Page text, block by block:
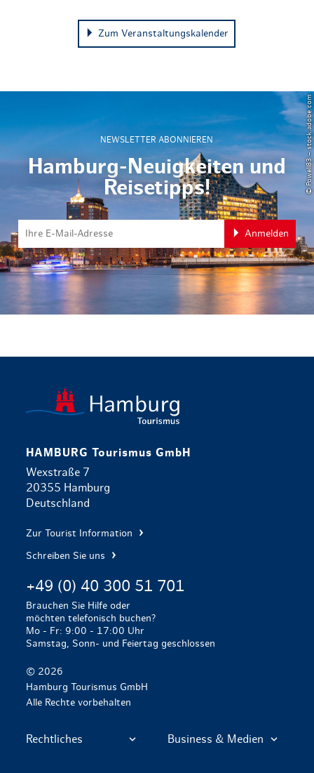
Zum Veranstaltungskalender
NEWSLETTER ABONNIEREN
Hamburg-Neuigkeiten und
Reisetipps!
Anmelden
© Powell83 – stock.adobe.com
HAMBURG Tourismus GmbH
Wexstraße 7
20355 Hamburg
Deutschland
Zur Tourist Information
Schreiben Sie uns
+49 (0) 40 300 51 701
Brauchen Sie Hilfe oder
möchten telefonisch buchen?
Mo - Fr: 9:00 - 17:00 Uhr
Samstag, Sonn- und Feiertag geschlossen
© 2026
Hamburg Tourismus GmbH
Alle Rechte vorbehalten
Rechtliches Business & Medien